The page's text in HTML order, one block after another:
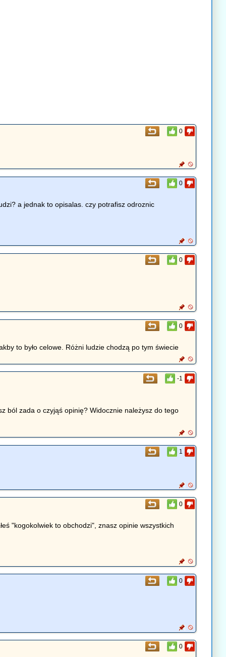
0
0
a jednak to opisalas. czy potrafisz odroznic
0
0
to było celowe. Różni ludzie chodzą po tym świecie
-1
ból zada o czyjąś opinię? Widocznie należysz do tego
1
0
"kogokolwiek to obchodzi", znasz opinie wszystkich
0
0